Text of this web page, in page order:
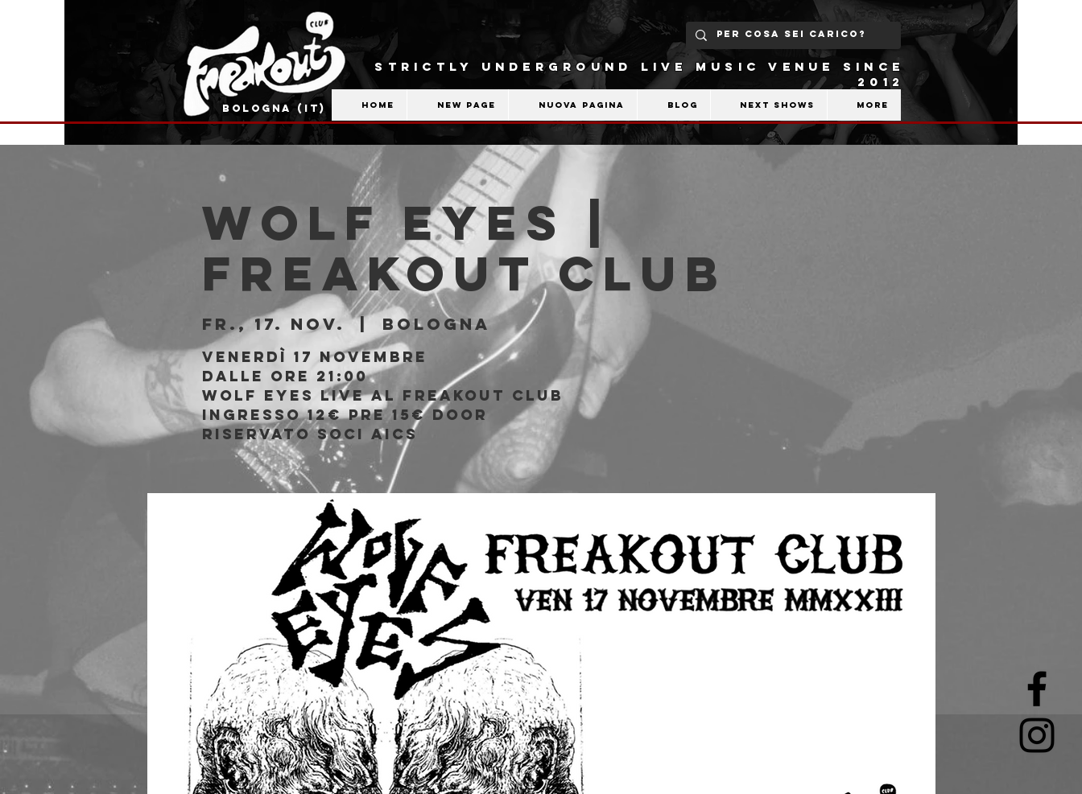
BOLOGNA (IT)
STRICTLY UNDERGROUND LIVE MUSIC VENUE SINCE
2012
Home New Page Nuova pagina Blog Next shows More
Wolf Eyes |
Freakout Club
Fr., 17. Nov.
  |
Bologna
Venerdì 17 Novembre
Dalle ore 21:00
Wolf Eyes live al Freakout Club
Ingresso 12€ PRE 15€ DOOR
riservato soci AICS